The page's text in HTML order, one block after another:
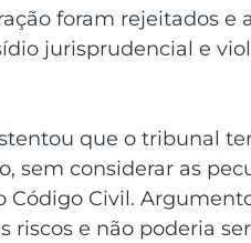
foram rejeitados e
jurisprudencial e
que o tribunal
sem considerar as
Código Civil.
riscos e não poderia